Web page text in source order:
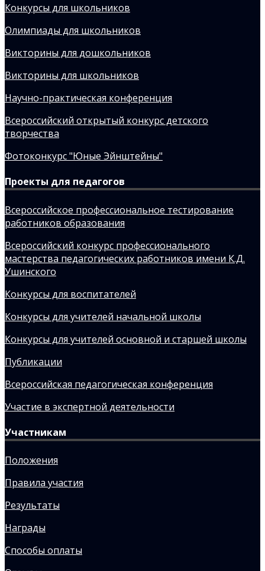
Конкурсы для школьников
Олимпиады для школьников
Викторины для дошкольников
Викторины для школьников
Научно-практическая конференция
Всероссийский открытый конкурс детского
творчества
Фотоконкурс "Юные Эйнштейны"
Проекты для педагогов
Всероссийское профессиональное тестирование
работников образования
Всероссийский конкурс профессионального
мастерства педагогических работников имени К.Д.
Ушинского
Конкурсы для воспитателей
Конкурсы для учителей начальной школы
Конкурсы для учителей основной и старшей школы
Публикации
Всероссийская педагогическая конференция
Участие в экспертной деятельности
Участникам
Положения
Правила участия
Результаты
Награды
Способы оплаты